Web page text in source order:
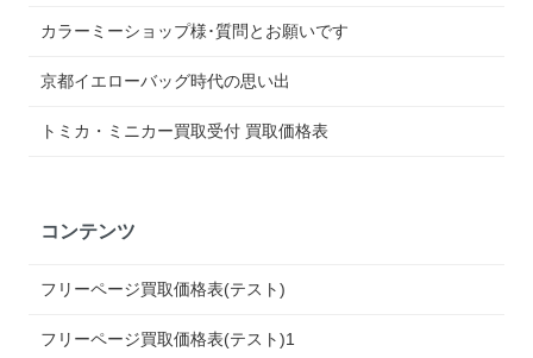
カラーミーショップ様･質問とお願いです
京都イエローバッグ時代の思い出
トミカ・ミニカー買取受付 買取価格表
コンテンツ
フリーページ買取価格表(テスト)
フリーページ買取価格表(テスト)1